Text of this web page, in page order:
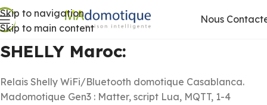
Skip to navigation
Skip to main content
Nous
SHELLY Maroc:
Relais Shelly WiFi/Bluetooth domotique Casablanca.
Madomotique Gen3 : Matter, script Lua, MQTT, 1-4